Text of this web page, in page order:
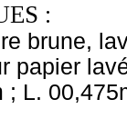
:
brune,
papier
; L.